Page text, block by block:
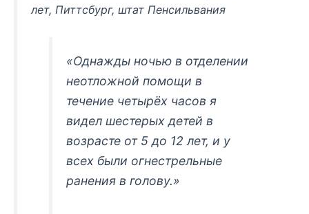
лет, Питтсбург, штат Пенсильвания
«Однажды ночью в отделении
неотложной помощи в
течение четырёх часов я
видел шестерых детей в
возрасте от 5 до 12 лет, и у
всех были огнестрельные
ранения в голову.»